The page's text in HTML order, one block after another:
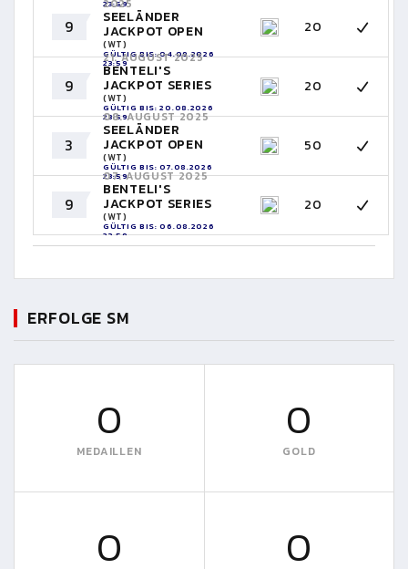
23:59
9
2025
SEELÄNDER
JACKPOT OPEN
(WT)
GÜLTIG BIS: 04.09.2026
23:59
20
9
21. AUGUST 2025
BENTELI'S
JACKPOT SERIES
(WT)
GÜLTIG BIS: 20.08.2026
23:59
20
3
08. AUGUST 2025
SEELÄNDER
JACKPOT OPEN
(WT)
GÜLTIG BIS: 07.08.2026
23:59
50
9
07. AUGUST 2025
BENTELI'S
JACKPOT SERIES
(WT)
GÜLTIG BIS: 06.08.2026
23:59
20
ERFOLGE SM
0
MEDAILLEN
0
GOLD
0 0